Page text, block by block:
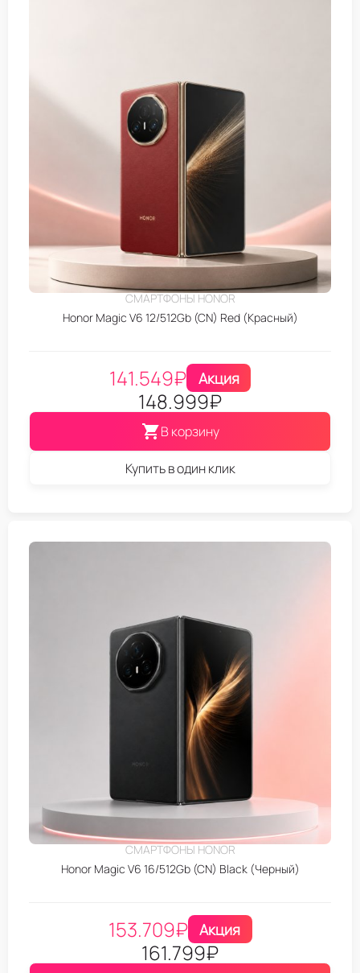
СМАРТФОНЫ HONOR
Honor Magic V6 12/512Gb (CN) Red (Красный)
141.549₽ Акция
148.999₽
В корзину
Купить в один клик
СМАРТФОНЫ HONOR
Honor Magic V6 16/512Gb (CN) Black (Черный)
153.709₽ Акция
161.799₽